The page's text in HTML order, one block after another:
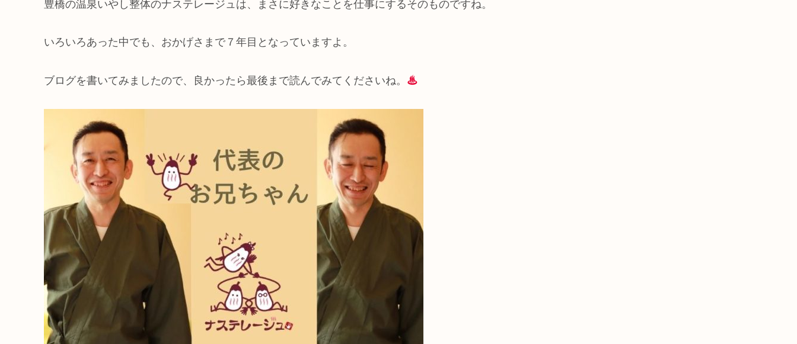
豊橋の温泉いやし整体のナステレージュは、まさに好きなことを仕事にするそのものですね。
いろいろあった中でも、おかげさまで７年目となっていますよ。
ブログを書いてみましたので、良かったら最後まで読んでみてくださいね。 ♨